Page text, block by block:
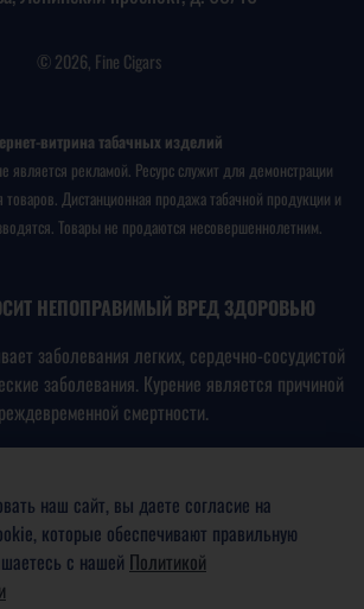
© 2026, Fine Cigars
витрина табачных изделий
является рекламой. Ресурс служит для демонстрации
товаров. Дистанционная продажа табачной продукции и
Товары не продаются несовершеннолетним.
НЕПОПРАВИМЫЙ ВРЕД ЗДОРОВЬЮ
заболевания легких, сердечно-сосудистой
заболевания. Курение является причиной
смертности.
дыма, последствий потребления табака
никотинсодержащей продукции»
ПРОДУКЦИИ НЕСОВЕРШЕННОЛЕТНИМ
наш сайт, вы даете согласие на
которые обеспечивают правильную
с нашей Политикой